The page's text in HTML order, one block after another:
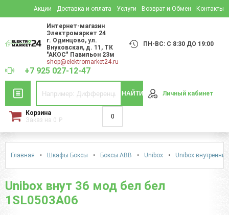
Акции Доставка и оплата Услуги Возврат и Обмен Контакты
Интернет-магазин
Электромаркет 24
г. Одинцово,ул.
Внуковская, д. 11 , ТК
"АКОС" Павильон 23м
shop@elektromarket24.ru
ПН-ВС: С 8:30 ДО 19:00
+7 925 027-12-47
НАЙТИ Личный кабинет
Корзина
Заказ на 0 ₽ 0
Главная • Шкафы Боксы • Боксы АВВ • Unibox • Unibox внутренний
Unibox внут 36 мод бел бел
1SL0503A06